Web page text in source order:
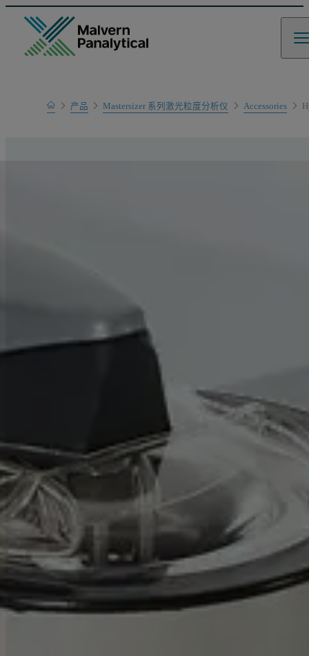
Home产品
产品系列
Mastersizer 系列激光粒度分析仪 Accessories